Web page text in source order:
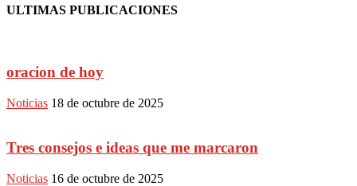
ULTIMAS PUBLICACIONES
oracion de hoy
Noticias 18 de octubre de 2025
Tres consejos e ideas que me marcaron
Noticias 16 de octubre de 2025